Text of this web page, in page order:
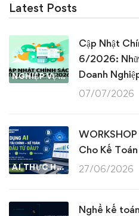
Latest Posts
NGHIỆP VỤ KẾ TOÁN & THUẾ
Cập Nhật
6/2026:
Doanh
07/07/2026
AI THỰC HÀNH
Cho Kế
27/06/2026
Nghề kế